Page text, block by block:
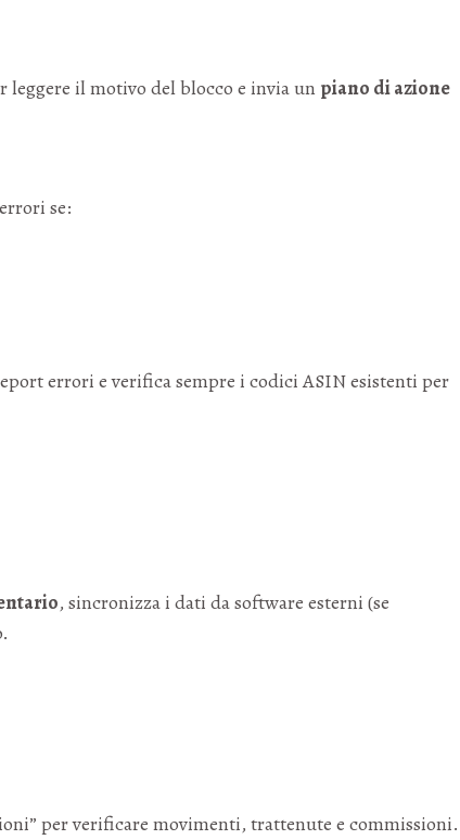
leggere il motivo del blocco e invia un piano di azione
se:
errori e verifica sempre i codici ASIN esistenti per
, sincronizza i dati da software esterni (se
per verificare movimenti, trattenute e commissioni.